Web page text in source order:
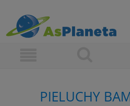
PIELUCHY